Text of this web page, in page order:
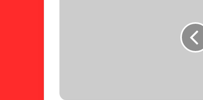
فالنسيا يصعق برشلونة بثلاثية مثيرة
في ختام الليجا